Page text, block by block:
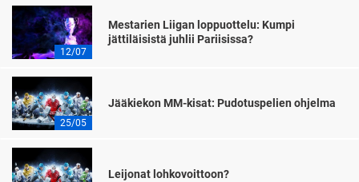
12/07
Mestarien Liigan loppuottelu: Kumpi
jättiläisistä juhlii Pariisissa?
25/05
Jääkiekon MM-kisat: Pudotuspelien ohjelma
Leijonat lohkovoittoon?